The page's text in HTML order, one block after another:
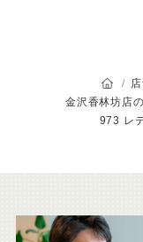
オ
973 レ
こ